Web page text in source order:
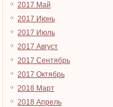
2017 Май
2017 Июнь
2017 Июль
2017 Август
2017 Сентябрь
2017 Октябрь
2018 Март
2018 Апрель